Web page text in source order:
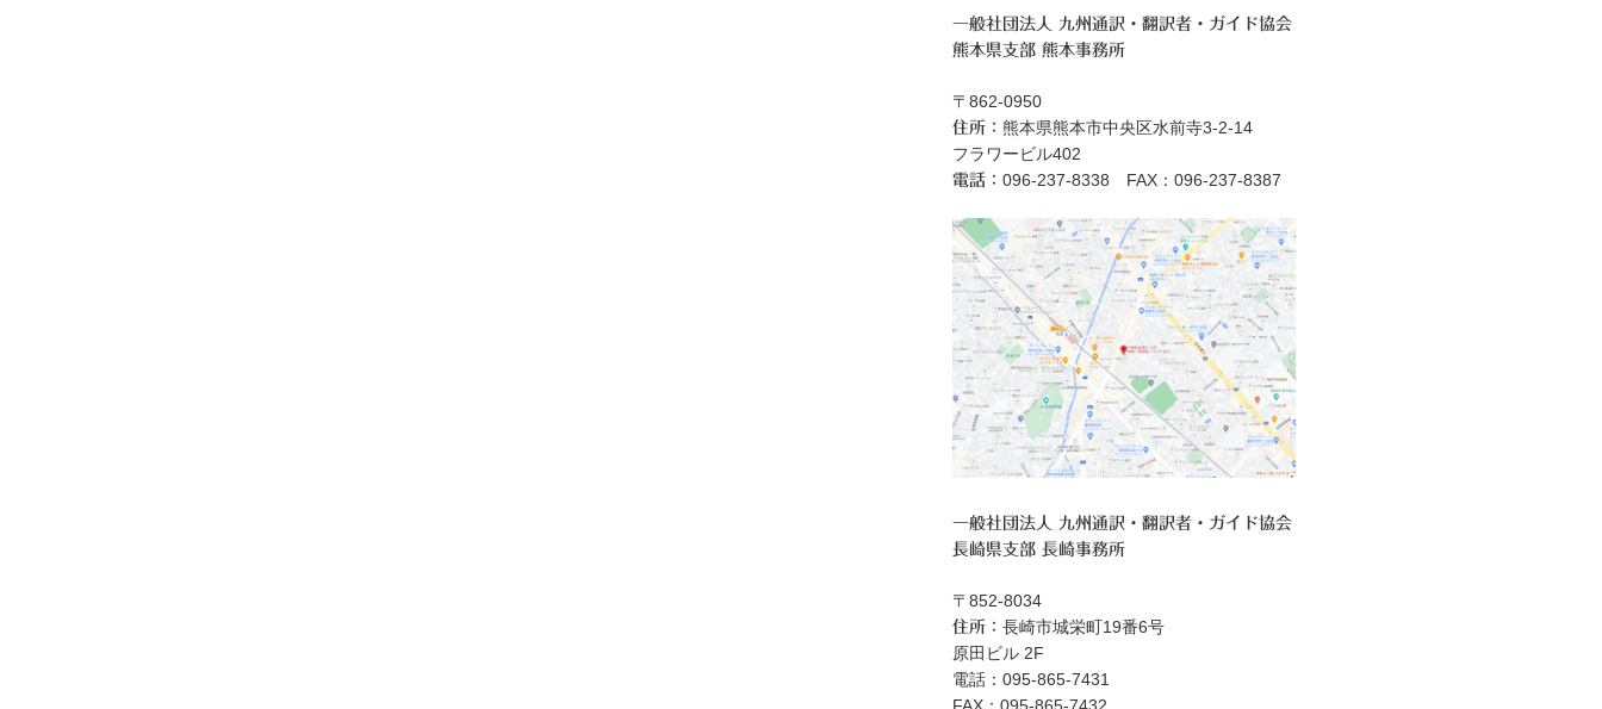
一般社団法人 九州通訳・翻訳者・ガイド協会
熊本県支部 熊本事務所
〒862-0950
住所： 熊本県熊本市中央区水前寺3-2-14
フラワービル402
電話： 096‐237-8338 FAX：096-237-8387
一般社団法人 九州通訳・翻訳者・ガイド協会
長崎県支部 長崎事務所
〒852-8034
住所： 長崎市城栄町19番6号
原田ビル 2F
電話：095-865-7431